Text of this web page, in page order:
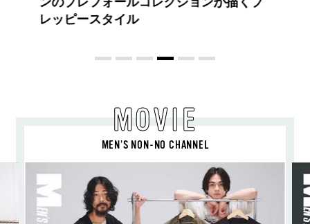
喜び、明るいスピリット
MOVIE
MEN’S NON-NO CHANNEL